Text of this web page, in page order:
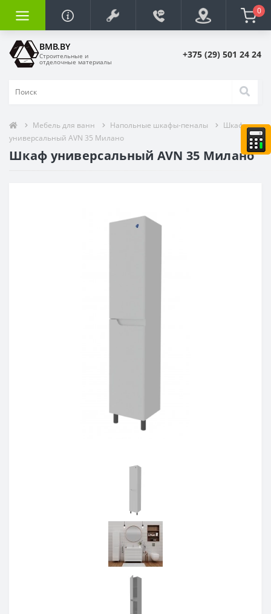
0
BMB.BY
Строительные и
отделочные материалы
+375 (29) 501 24 24
Мебель для ванн Напольные шкафы-пеналы
Шкаф
универсальный AVN 35 Милано
Шкаф универсальный AVN 35 Милано